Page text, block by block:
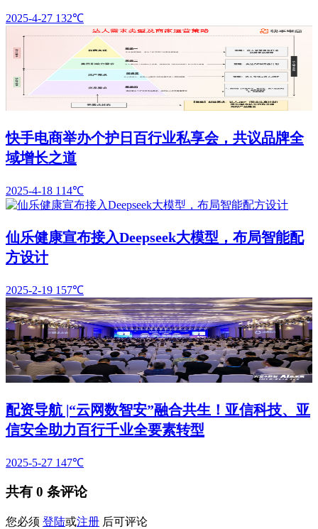
2025-4-27 132℃
快手电商举办个护日百行业私享会，共议品牌全
域增长之道
2025-4-18 114℃
仙乐健康宣布接入Deepseek大模型，布局智能配
方设计
2025-2-19 157℃
配资导航 |“云网数智安”融合共生！亚信科技、亚
信安全助力百行千业全要素转型
2025-5-27 147℃
共有 0 条评论
您必须 登陆或注册 后可评论